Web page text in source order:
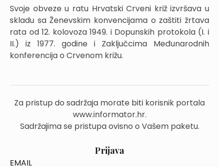
Svoje obveze u ratu Hrvatski Crveni križ izvršava u
skladu sa Ženevskim konvencijama o zaštiti žrtava
rata od 12. kolovoza 1949. i Dopunskih protokola (I. i
II.) iz 1977. godine i Zaključcima Međunarodnih
konferencija o Crvenom križu.
Za pristup do sadržaja morate biti korisnik portala
www.informator.hr.
Sadržajima se pristupa ovisno o Vašem paketu.
Prijava
EMAIL